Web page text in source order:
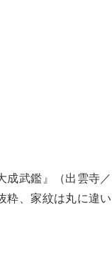
成武鑑』（出雲寺
粋、家紋は丸に違